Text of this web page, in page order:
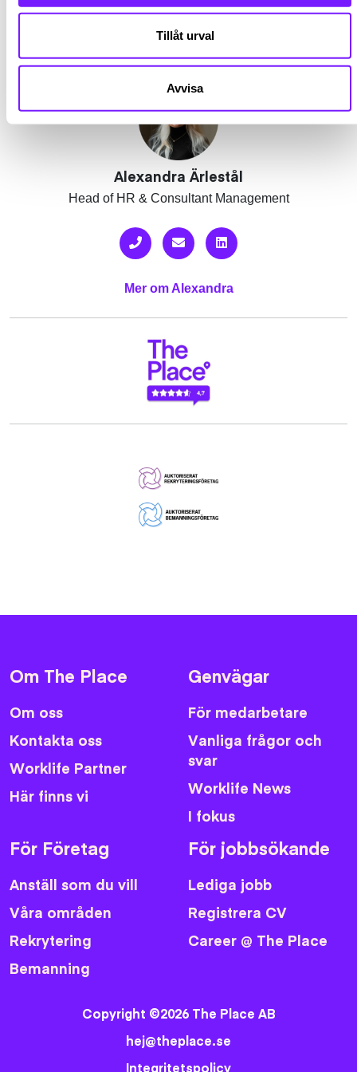
Tillåt urval
Avvisa
Facebook
Twitter
Email
KONTAKTPERSON
Alexandra Ärlestål
Head of HR & Consultant Management
Mer om Alexandra
Om The Place
Om oss
Kontakta oss
Worklife Partner
Här finns vi
Genvägar
För medarbetare
Vanliga frågor och
svar
Worklife News
I fokus
För Företag
Anställ som du vill
Våra områden
Rekrytering
Bemanning
För jobbsökande
Lediga jobb
Registrera CV
Career @ The Place
Copyright ©2026 The Place AB
hej@theplace.se
Integritetspolicy